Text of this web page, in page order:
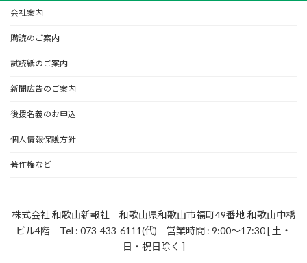
会社案内
購読のご案内
試読紙のご案内
新聞広告のご案内
後援名義のお申込
個人情報保護方針
著作権など
株式会社 和歌山新報社 和歌山県和歌山市福町49番地 和歌山中橋
ビル4階 Tel : 073-433-6111(代) 営業時間 : 9:00～17:30 [ 土・
日・祝日除く ]